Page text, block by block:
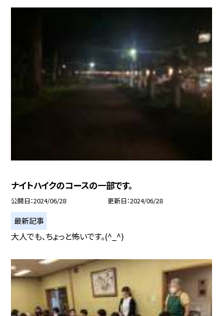
ナイトハイクのコースの一部です。
公開日 2024/06/28 更新日 2024/06/28
最新記事
大人でも、ちょっと怖いです。(^_^)